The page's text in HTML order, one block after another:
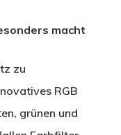
macht
zu
RGB
grünen und